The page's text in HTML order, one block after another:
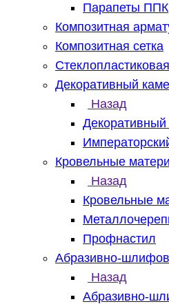
Парапеты ППК
Композитная
Композитная сетка
Декоративный
Назад
Декоративный
Кровельные
Назад
Кровельные
Профнастил
Абразивно-
Назад
Абразивно-